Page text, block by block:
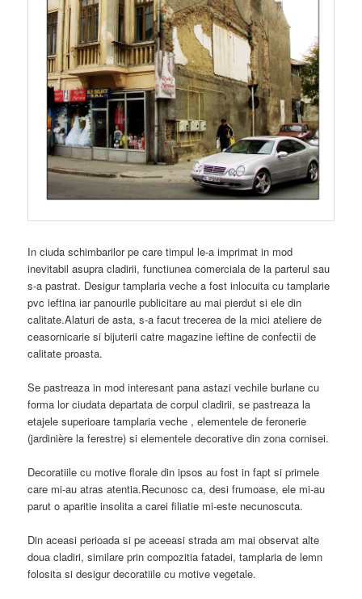
In ciuda schimbarilor pe care timpul le-a imprimat in mod
inevitabil asupra cladirii, functiunea comerciala de la parterul sau
s-a pastrat. Desigur tamplaria veche a fost inlocuita cu tamplarie
pvc ieftina iar panourile publicitare au mai pierdut si ele din
calitate.Alaturi de asta, s-a facut trecerea de la mici ateliere de
ceasornicarie si bijuterii catre magazine ieftine de confectii de
calitate proasta.
Se pastreaza in mod interesant pana astazi vechile burlane cu
forma lor ciudata departata de corpul cladirii, se pastreaza la
etajele superioare tamplaria veche , elementele de feronerie
(jardinière la ferestre) si elementele decorative din zona cornisei.
Decoratiile cu motive florale din ipsos au fost in fapt si primele
care mi-au atras atentia.Recunosc ca, desi frumoase, ele mi-au
parut o aparitie insolita a carei filiatie mi-este necunoscuta.
Din aceasi perioada si pe aceeasi strada am mai observat alte
doua cladiri, similare prin compozitia fatadei, tamplaria de lemn
folosita si desigur decoratiile cu motive vegetale.